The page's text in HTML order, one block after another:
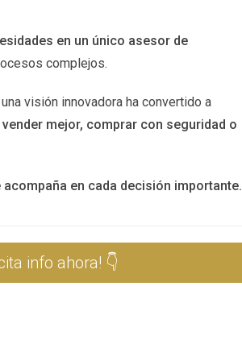
de ingresos constante.” - Juan
logró generar suficiente ingreso
disfrutar de un estilo de vida más
transformar su pasión en un negocio
me han permitido viajar y disfrutar
en un único asesor de
complejos.
visión innovadora ha convertido a
vender mejor, comprar con seguridad o
en cada decisión importante.
info ahora! 👇